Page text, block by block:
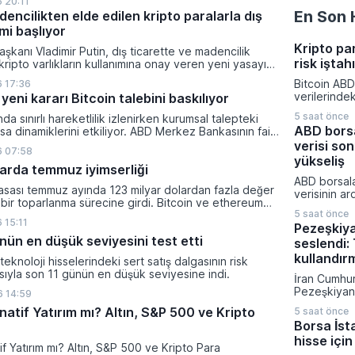
kredi krizinin küresel likidite artışına yol
ve bitcoinin bu süreçte en hızlı tepki veren varlık
elde edilen kripto paralarla dış
başlıyor
Vladimir Putin, dış ticarette ve madencilik
varlıkların kullanımına onay veren yeni yasayı
bu düzenleme çerçevesinde madencilikten
paraların belirli şartlar altında dolaşımına ve menkul
kullanılmasına olanak sağlanıyor.
17:36
kararı Bitcoin talebini baskılıyor
sınırlı hareketlilik izlenirken kurumsal talepteki
dinamiklerini etkiliyor. ABD Merkez Bankasının faiz
dar bantta seyreden kripto para birimi, düzenleme
belirsizliklerle baskı altında kalmaya devam ediyor.
07:58
temmuz iyimserliği
temmuz ayında 123 milyar dolardan fazla değer
bir toparlanma sürecine girdi. Bitcoin ve ethereum
bu yükselişle birlikte toplam piyasa büyüklüğü
780 milyon dolar seviyesine ulaştı.
en düşük seviyesini test etti
hisselerindeki sert satış dalgasının risk
son 11 günün en düşük seviyesine indi.
14:59
Yatırım mı? Altın, S&P 500 ve Kripto
mı? Altın, S&P 500 ve Kripto Para
En Son
Kripto
risk
Bitcoin
kapattı.
dönemde
5 saat önce
ABD
verisi
yükseliş
ABD
verisinin
artırım
fiyatladı.
güçlü
yukarı
son
elde edildi.
5 saat önce
seslendi:
İran
Pezeşkiyan
diplomatik
vurgu
mesajı
5 saat önce
Borsa
hisse